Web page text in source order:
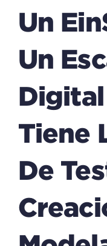
Un
Un
Digital
Tiene
De